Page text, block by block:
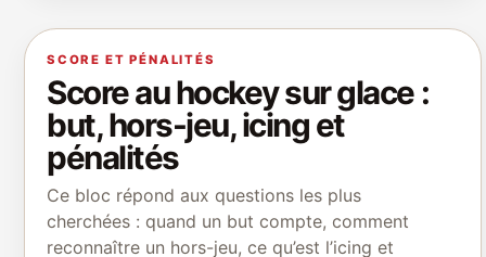
SCORE ET PÉNALITÉS
Score au hockey sur glace :
but, hors-jeu, icing et
pénalités
Ce bloc répond aux questions les plus
cherchées : quand un but compte, comment
reconnaître un hors-jeu, ce qu’est l’icing et